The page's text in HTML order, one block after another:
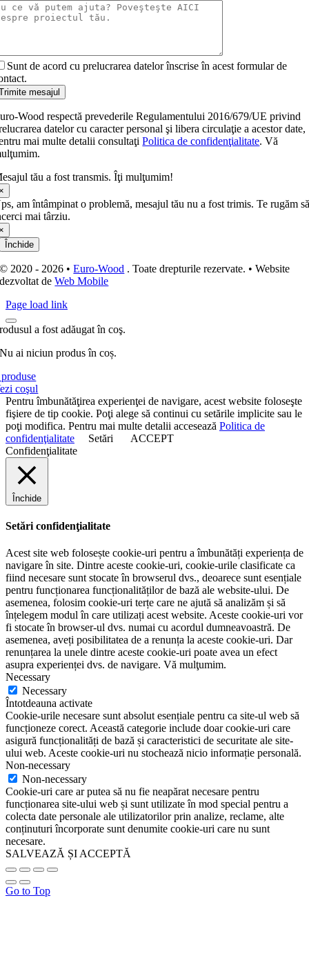
Sunt de acord cu prelucrarea datelor înscrise în acest formular de
mesajul
Wood respectă prevederile Regulamentului 2016/679/UE privind
datelor cu caracter personal şi libera circulaţie a acestor date,
mai multe detalii consultaţiPolitica de confidenţialitate. Vă
tău a fost transmis. Îţi mulţumim!
am întâmpinat o problemă, mesajul tău nu a fost trimis. Te rugăm
mai târziu.
Închide
© 2020 - 2026 •Euro-Wood . Toate drepturile rezervate. • Website
dezvoltat deWeb Mobile
Page load link
a fost adăugat în coş.
Nu ai niciun produs în coș.
coşul
Pentru îmbunătăţirea experienţei de navigare, acest website foloseşte
fişiere de tip cookie. Poţi alege să continui cu setările implicite sau le
poţi modifica. Pentru mai multe detalii accesează Politica de
confidenţialitate
Setări
ACCEPT
Confidenţialitate
Închide
Setări confidenţialitate
Acest site web folosește cookie-uri pentru a îmbunătăți experiența de
navigare în site. Dintre aceste cookie-uri, cookie-urile clasificate ca
fiind necesare sunt stocate în browserul dvs., deoarece sunt esențiale
pentru funcționarea funcționalităților de bază ale website-ului. De
asemenea, folosim cookie-uri terțe care ne ajută să analizăm și să
înțelegem modul în care utilizați acest website. Aceste cookie-uri vor
fi stocate în browser-ul dvs. numai cu acordul dumneavoastră. De
asemenea, aveți posibilitatea de a renunța la aceste cookie-uri. Dar
renunțarea la unele dintre aceste cookie-uri poate avea un efect
asupra experienței dvs. de navigare. Vă mulţumim.
Necessary
Necessary
Întotdeauna activate
Cookie-urile necesare sunt absolut esențiale pentru ca site-ul web să
funcționeze corect. Această categorie include doar cookie-uri care
asigură funcționalități de bază și caracteristici de securitate ale site-
ului web. Aceste cookie-uri nu stochează nicio informație personală.
Non-necessary
Non-necessary
Cookie-uri care ar putea să nu fie neapărat necesare pentru
funcționarea site-ului web și sunt utilizate în mod special pentru a
colecta date personale ale utilizatorilor prin analize, reclame, alte
conținuturi încorporate sunt denumite cookie-uri care nu sunt
necesare.
SALVEAZĂ ȘI ACCEPTĂ
Go to Top